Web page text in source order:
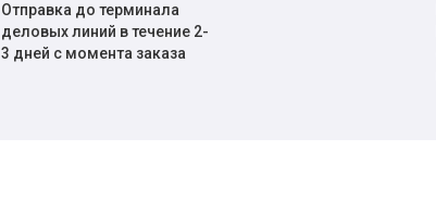
Отправка до терминала
деловых линий в течение 2-
3 дней с момента заказа